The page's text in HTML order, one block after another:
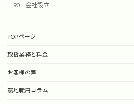
90 会社設立
TOPページ
取扱業務と料金
お客様の声
農地転用コラム